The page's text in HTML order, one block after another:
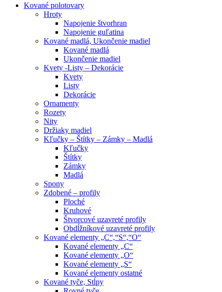
Kované polotovary
Hroty
Napojenie štvorhran
Napojenie guľatina
Kované madlá, Ukončenie madiel
Kované madlá
Ukončenie madiel
Kvety -Listy – Dekorácie
Kvety
Listy
Dekorácie
Ornamenty
Rozety
Nity
Držiaky madiel
Kľučky – Štítky – Zámky – Madlá
Kľučky
Štítky
Zámky
Madlá
Spony
Zdobené – profily
Ploché
Kruhové
Štvorcové uzavreté profily
Obdĺžníkové uzavreté profily
Kované elementy „C“,“S“,“O“
Kované elementy „C“
Kované elementy „O“
Kované elementy „S“
Kované elementy ostatné
Kované tyče, Stĺpy